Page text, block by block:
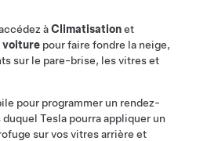
àClimatisationet
voiture pour faire fondre la neige,
sur le pare-brise, les vitres et
pour programmer un rendez-
Tesla pourra appliquer un
sur vos vitres arrière et